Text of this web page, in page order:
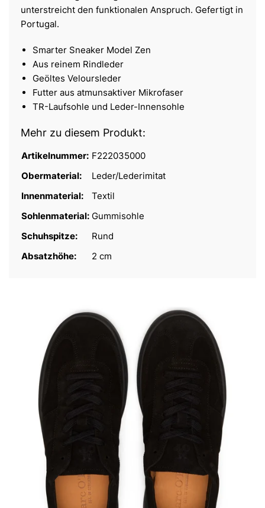
unterstreicht den funktionalen Anspruch. Gefertigt in
Portugal.
Smarter Sneaker Model Zen
Aus reinem Rindleder
Geöltes Veloursleder
Futter aus atmunsaktiver Mikrofaser
TR-Laufsohle und Leder-Innensohle
Mehr zu diesem Produkt:
Artikelnummer: F222035000
Obermaterial:
Leder/Lederimitat
Innenmaterial:
Textil
Sohlenmaterial: Gummisohle
Schuhspitze:
Rund
Absatzhöhe:
2 cm